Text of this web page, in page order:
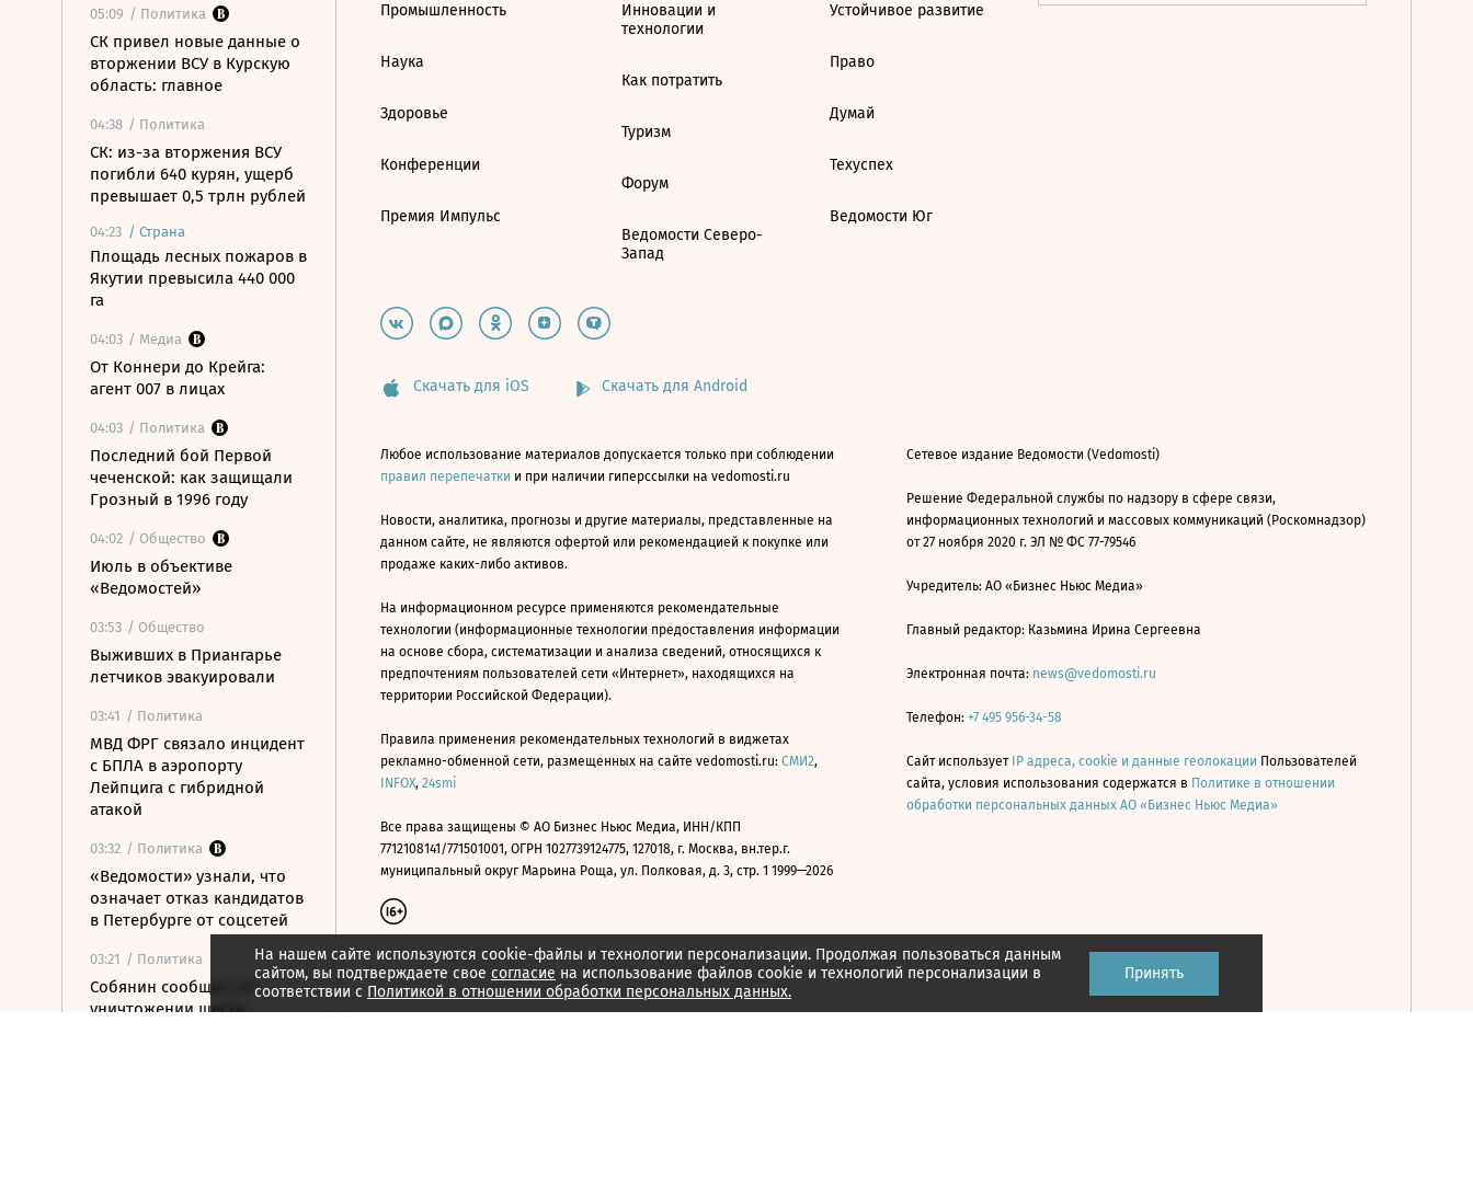
05:09 / Политика
СК привел новые данные о
вторжении ВСУ в Курскую
область: главное
04:38 / Политика
СК: из-за вторжения ВСУ
погибли 640 курян, ущерб
превышает 0,5 трлн рублей
04:23 / Страна
Площадь лесных пожаров в
Якутии превысила 440 000
га
04:03 / Медиа
От Коннери до Крейга:
агент 007 в лицах
04:03 / Политика
Последний бой Первой
чеченской: как защищали
Грозный в 1996 году
04:02 / Общество
Июль в объективе
«Ведомостей»
03:53 / Общество
Выживших в Приангарье
летчиков эвакуировали
03:41 / Политика
МВД ФРГ связало инцидент
с БПЛА в аэропорту
Лейпцига с гибридной
атакой
03:32 / Политика
«Ведомости» узнали, что
означает отказ кандидатов
в Петербурге от соцсетей
03:21 / Политика
Собянин сообщил об
уничтожении шести
На нашем сайте используются cookie-файлы и технологии персонализации. Продолжая пользоваться данным
сайтом, вы подтверждаете свое согласие на использование файлов cookie и технологий персонализации в
соответствии с Политикой в отношении обработки персональных данных.
Принять
Промышленность
Наука
Здоровье
Конференции
Премия Импульс
Инновации и
технологии
Как потратить
Туризм
Форум
Ведомости Северо-
Запад
Устойчивое развитие
Право
Думай
Техуспех
Ведомости Юг
Скачать для iOS Скачать для Android
Любое использование материалов допускается только при соблюдении
правил перепечатки и при наличии гиперссылки на vedomosti.ru
Новости, аналитика, прогнозы и другие материалы, представленные на
данном сайте, не являются офертой или рекомендацией к покупке или
продаже каких-либо активов.
На информационном ресурсе применяются рекомендательные
технологии (информационные технологии предоставления информации
на основе сбора, систематизации и анализа сведений, относящихся к
предпочтениям пользователей сети «Интернет», находящихся на
территории Российской Федерации).
Правила применения рекомендательных технологий в виджетах
рекламно-обменной сети, размещенных на сайте vedomosti.ru: СМИ2,
INFOX, 24smi
Все права защищены © АО Бизнес Ньюс Медиа, ИНН/КПП
7712108141/771501001, ОГРН 1027739124775, 127018, г. Москва, вн.тер.г.
муниципальный округ Марьина Роща, ул. Полковая, д. 3, стр. 1 1999—2026
Сетевое издание Ведомости (Vedomosti)
Решение Федеральной службы по надзору в сфере связи,
информационных технологий и массовых коммуникаций (Роскомнадзор)
от 27 ноября 2020 г. ЭЛ № ФС 77-79546
Учредитель: АО «Бизнес Ньюс Медиа»
Главный редактор: Казьмина Ирина Сергеевна
Электронная почта: news@vedomosti.ru
Телефон: +7 495 956-34-58
Сайт использует IP адреса, cookie и данные геолокации Пользователей
сайта, условия использования содержатся в Политике в отношении
обработки персональных данных АО «Бизнес Ньюс Медиа»